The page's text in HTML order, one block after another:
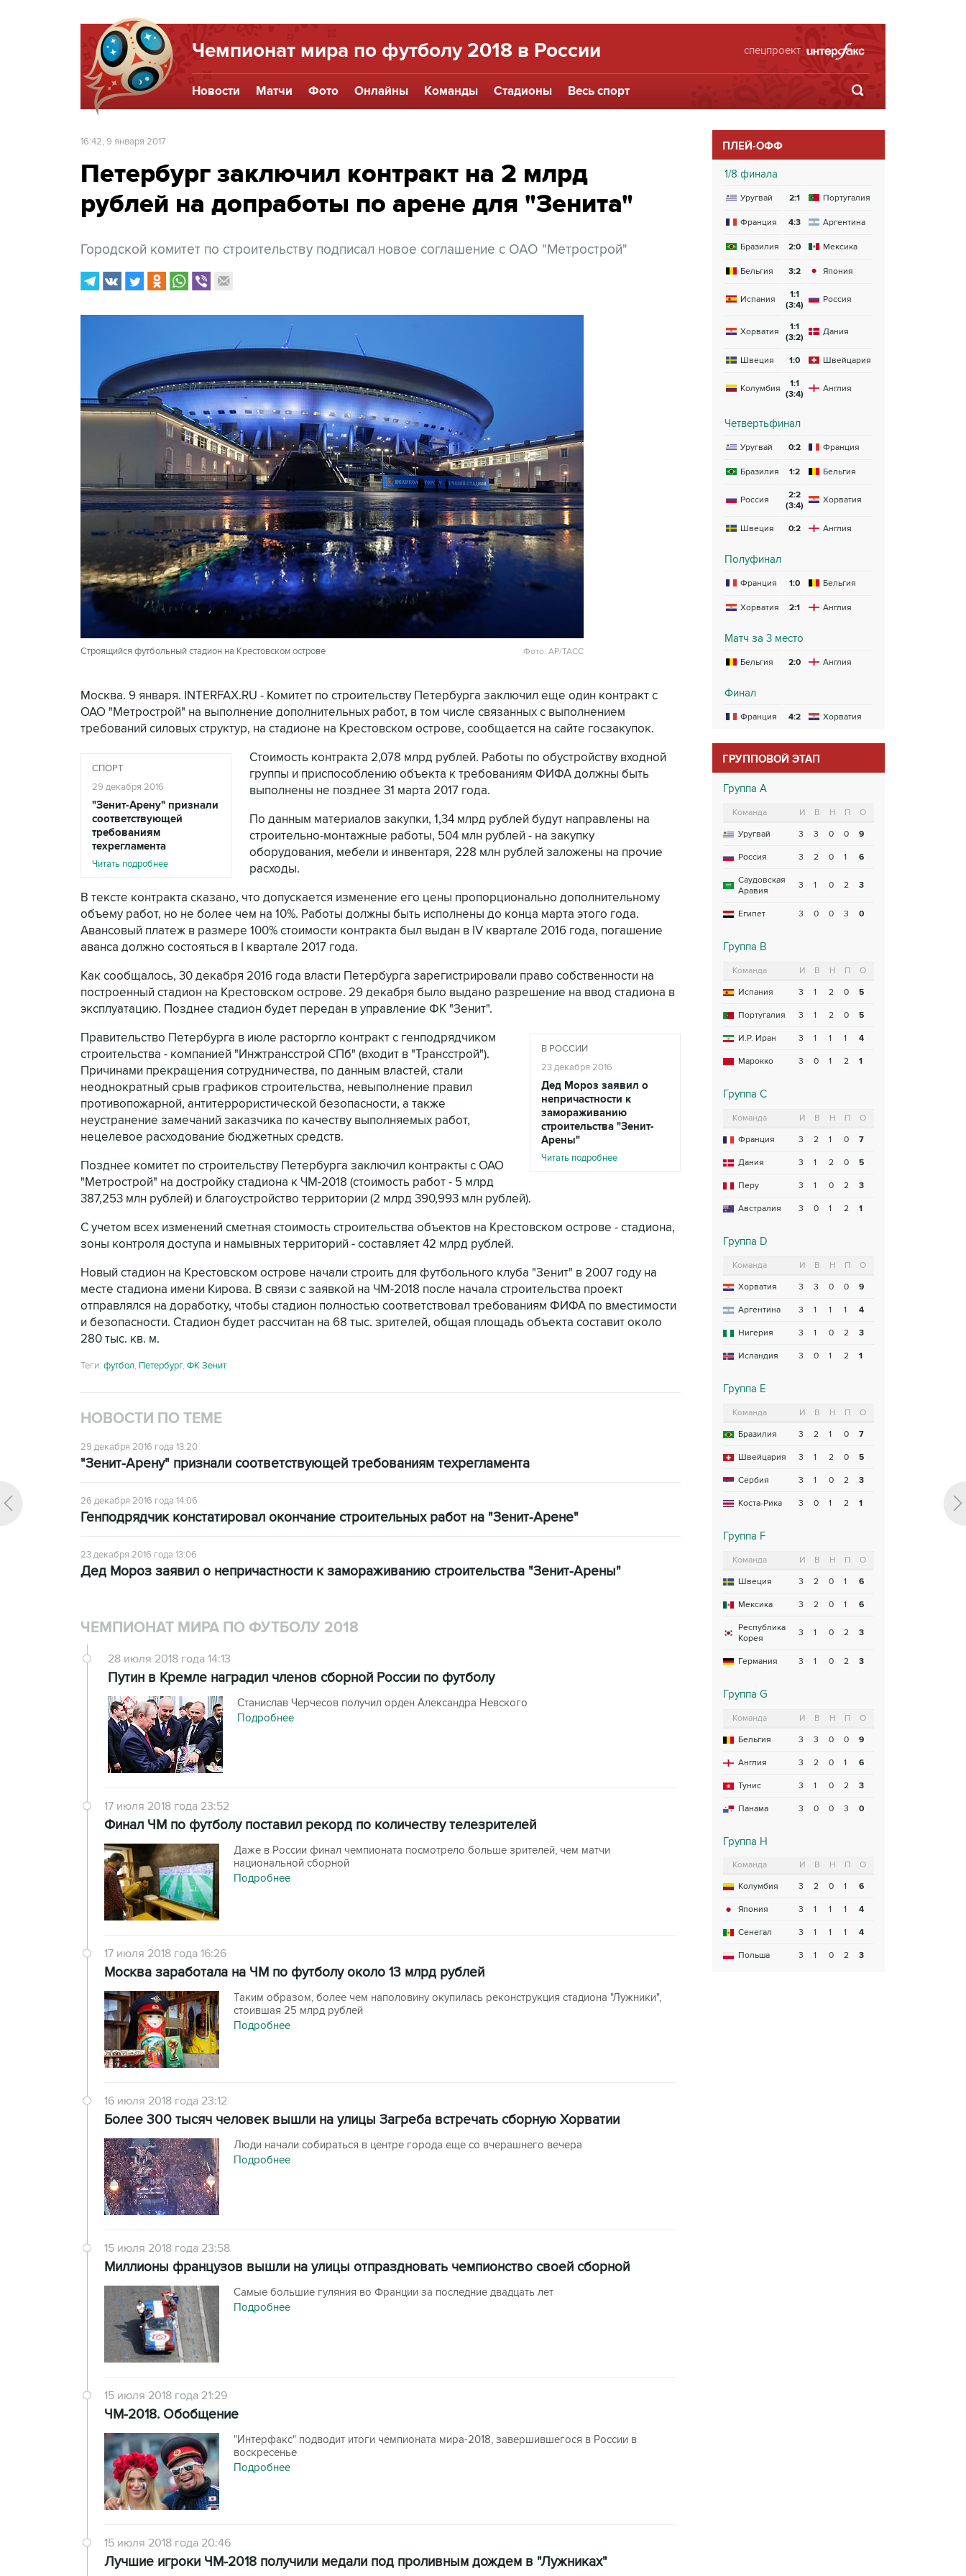
Чемпионат мира по футболу 2018 в России спецпроект
Новости Матчи Фото Онлайны Команды Стадионы Весь спорт
16:42, 9 января 2017
Петербург заключил контракт на 2 млрд
рублей на допработы по арене для "Зенита"
Городской комитет по строительству подписал новое соглашение с ОАО "Метрострой"
Строящийся футбольный стадион на Крестовском острове Фото: AP/ТАСС
Москва. 9 января. INTERFAX.RU - Комитет по строительству Петербурга заключил еще один контракт с
ОАО "Метрострой" на выполнение дополнительных работ, в том числе связанных с выполнением
требований силовых структур, на стадионе на Крестовском острове, сообщается на сайте госзакупок.
СПОРТ
29 декабря 2016
"Зенит-Арену" признали
соответствующей
требованиям
техрегламента
Читать подробнее
Стоимость контракта 2,078 млрд рублей. Работы по обустройству входной
группы и приспособлению объекта к требованиям ФИФА должны быть
выполнены не позднее 31 марта 2017 года.
По данным материалов закупки, 1,34 млрд рублей будут направлены на
строительно-монтажные работы, 504 млн рублей - на закупку
оборудования, мебели и инвентаря, 228 млн рублей заложены на прочие
расходы.
В тексте контракта сказано, что допускается изменение его цены пропорционально дополнительному
объему работ, но не более чем на 10%. Работы должны быть исполнены до конца марта этого года.
Авансовый платеж в размере 100% стоимости контракта был выдан в IV квартале 2016 года, погашение
аванса должно состояться в I квартале 2017 года.
Как сообщалось, 30 декабря 2016 года власти Петербурга зарегистрировали право собственности на
построенный стадион на Крестовском острове. 29 декабря было выдано разрешение на ввод стадиона в
эксплуатацию. Позднее стадион будет передан в управление ФК "Зенит".
В РОССИИ
23 декабря 2016
Дед Мороз заявил о
непричастности к
замораживанию
строительства "Зенит-
Арены"
Читать подробнее
Правительство Петербурга в июле расторгло контракт с генподрядчиком
строительства - компанией "Инжтрансстрой СПб" (входит в "Трансстрой").
Причинами прекращения сотрудничества, по данным властей, стали
неоднократный срыв графиков строительства, невыполнение правил
противопожарной, антитеррористической безопасности, а также
неустранение замечаний заказчика по качеству выполняемых работ,
нецелевое расходование бюджетных средств.
Позднее комитет по строительству Петербурга заключил контракты с ОАО
"Метрострой" на достройку стадиона к ЧМ-2018 (стоимость работ - 5 млрд
387,253 млн рублей) и благоустройство территории (2 млрд 390,993 млн рублей).
С учетом всех изменений сметная стоимость строительства объектов на Крестовском острове - стадиона,
зоны контроля доступа и намывных территорий - составляет 42 млрд рублей.
Новый стадион на Крестовском острове начали строить для футбольного клуба "Зенит" в 2007 году на
месте стадиона имени Кирова. В связи с заявкой на ЧМ-2018 после начала строительства проект
отправлялся на доработку, чтобы стадион полностью соответствовал требованиям ФИФА по вместимости
и безопасности. Стадион будет рассчитан на 68 тыс. зрителей, общая площадь объекта составит около
280 тыс. кв. м.
Теги: футбол, Петербург, ФК Зенит
НОВОСТИ ПО ТЕМЕ
29 декабря 2016 года 13:20
"Зенит-Арену" признали соответствующей требованиям техрегламента
26 декабря 2016 года 14:06
Генподрядчик констатировал окончание строительных работ на "Зенит-Арене"
23 декабря 2016 года 13:06
Дед Мороз заявил о непричастности к замораживанию строительства "Зенит-Арены"
ЧЕМПИОНАТ МИРА ПО ФУТБОЛУ 2018
28 июля 2018 года 14:13
Путин в Кремле наградил членов сборной России по футболу
Станислав Черчесов получил орден Александра Невского
Подробнее
17 июля 2018 года 23:52
Финал ЧМ по футболу поставил рекорд по количеству телезрителей
Даже в России финал чемпионата посмотрело больше зрителей, чем матчи
национальной сборной
Подробнее
17 июля 2018 года 16:26
Москва заработала на ЧМ по футболу около 13 млрд рублей
Таким образом, более чем наполовину окупилась реконструкция стадиона "Лужники",
стоившая 25 млрд рублей
Подробнее
16 июля 2018 года 23:12
Более 300 тысяч человек вышли на улицы Загреба встречать сборную Хорватии
Люди начали собираться в центре города еще со вчерашнего вечера
Подробнее
15 июля 2018 года 23:58
Миллионы французов вышли на улицы отпраздновать чемпионство своей сборной
Самые большие гуляния во Франции за последние двадцать лет
Подробнее
15 июля 2018 года 21:29
ЧМ-2018. Обобщение
"Интерфакс" подводит итоги чемпионата мира-2018, завершившегося в России в
воскресенье
Подробнее
15 июля 2018 года 20:46
Лучшие игроки ЧМ-2018 получили медали под проливным дождем в "Лужниках"
ПЛЕЙ-ОФФ
1/8 финала
Уругвай 2:1 Португалия
Франция 4:3 Аргентина
Бразилия 2:0 Мексика
Бельгия 3:2 Япония
Испания
1:1
(3:4)
Россия
Хорватия
1:1
(3:2)
Дания
Швеция 1:0 Швейцария
Колумбия
1:1
(3:4)
Англия
Четвертьфинал
Уругвай 0:2 Франция
Бразилия 1:2 Бельгия
Россия
2:2
(3:4)
Хорватия
Швеция 0:2 Англия
Полуфинал
Франция 1:0 Бельгия
Хорватия 2:1 Англия
Матч за 3 место
Бельгия 2:0 Англия
Финал
Франция 4:2 Хорватия
ГРУППОВОЙ ЭТАП
Группа A
Команда И В Н П
О
Уругвай
3 3 0 0 9
Россия 3 2 0 1 6
Саудовская
Аравия
3 1 0 2 3
Египет 3 0 0 3 0
Группа B
Команда И В Н П
О
Испания
3 1 2 0 5
Португалия 3 1 2 0 5
И.Р. Иран 3 1 1 1 4
Марокко 3 0 1 2 1
Группа C
Команда И В Н П
О
Франция
3 2 1 0 7
Дания 3 1 2 0 5
Перу 3 1 0 2 3
Австралия 3 0 1 2 1
Группа D
Команда И В Н П
О
Хорватия
3 3 0 0 9
Аргентина 3 1 1 1 4
Нигерия 3 1 0 2 3
Исландия 3 0 1 2 1
Группа E
Команда И В Н П
О
Бразилия
3 2 1 0 7
Швейцария 3 1 2 0 5
Сербия 3 1 0 2 3
Коста-Рика 3 0 1 2 1
Группа F
Команда И В Н П
О
Швеция
3 2 0 1 6
Мексика 3 2 0 1 6
Республика
Корея
3 1 0 2 3
Германия 3 1 0 2 3
Группа G
Команда И В Н П
О
Бельгия
3 3 0 0 9
Англия 3 2 0 1 6
Тунис 3 1 0 2 3
Панама 3 0 0 3 0
Группа H
Команда И В Н П
О
Колумбия
3 2 0 1 6
Япония 3 1 1 1 4
Сенегал 3 1 1 1 4
Польша 3 1 0 2 3